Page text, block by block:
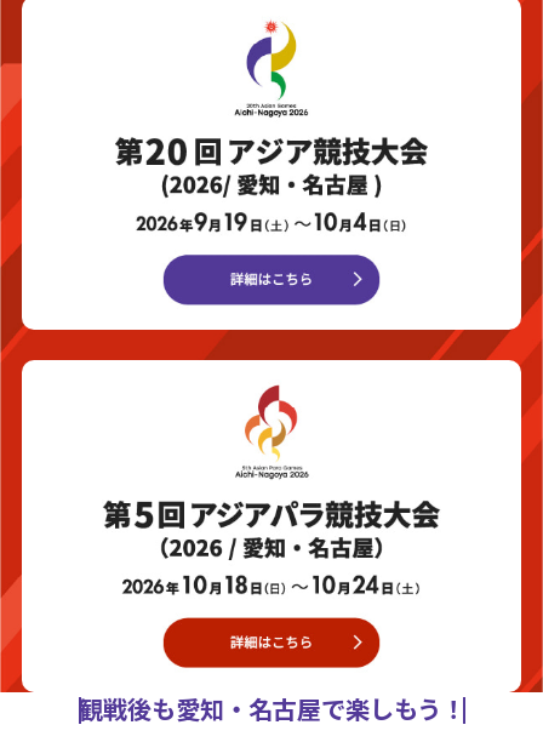
観戦後も愛知・名古屋で楽しもう！